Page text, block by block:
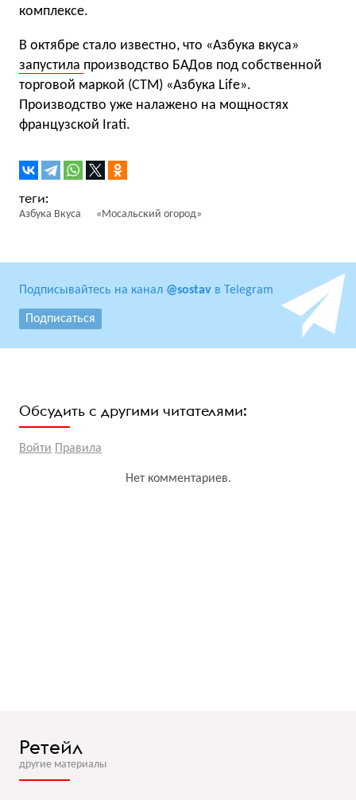
комплексе.
В октябре стало известно, что «Азбука вкуса»
запустила производство БАДов под собственной
торговой маркой (СТМ) «Азбука Life».
Производство уже налажено на мощностях
французской Irati.
Азбука Вкуса «Мосальский огород»
Подписывайтесь на канал @sostav в Telegram
Подписаться
Обсудить с другими читателями:
Войти Правила
Нет комментариев.
Ретейл
другие материалы